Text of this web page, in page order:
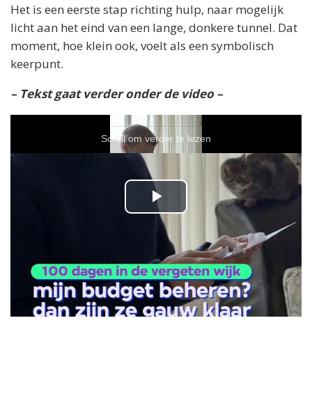
Het is een eerste stap richting hulp, naar mogelijk
licht aan het eind van een lange, donkere tunnel. Dat
moment, hoe klein ook, voelt als een symbolisch
keerpunt.
– Tekst gaat verder onder de video –
Scroll om verder te lezen
P
a
y
▼ Ad by Refinery89